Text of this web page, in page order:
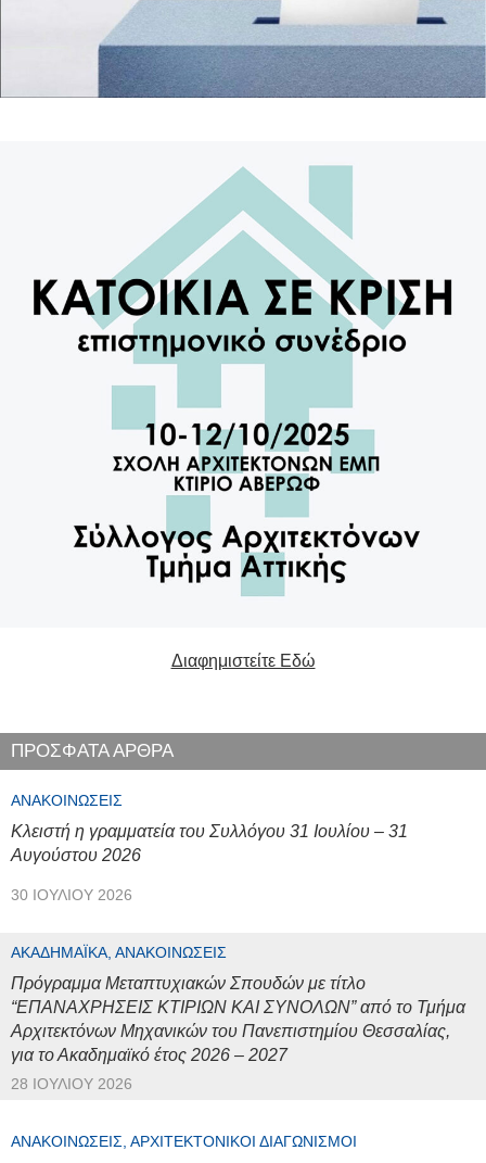
Διαφημιστείτε Εδώ
ΠΡΟΣΦΑΤΑ ΑΡΘΡΑ
ΑΝΑΚΟΙΝΏΣΕΙΣ
Κλειστή η γραμματεία του Συλλόγου 31 Ιουλίου – 31
Αυγούστου 2026
30 ΙΟΥΛΊΟΥ 2026
ΑΚΑΔΗΜΑΪΚΆ, ΑΝΑΚΟΙΝΏΣΕΙΣ
Πρόγραμμα Μεταπτυχιακών Σπουδών με τίτλο
“ΕΠΑΝΑΧΡΗΣΕΙΣ ΚΤΙΡΙΩΝ ΚΑΙ ΣΥΝΟΛΩΝ” από το Τμήμα
Αρχιτεκτόνων Μηχανικών του Πανεπιστημίου Θεσσαλίας,
για το Ακαδημαϊκό έτος 2026 – 2027
28 ΙΟΥΛΊΟΥ 2026
ΑΝΑΚΟΙΝΏΣΕΙΣ, ΑΡΧΙΤΕΚΤΟΝΙΚΟΊ ΔΙΑΓΩΝΙΣΜΟΊ